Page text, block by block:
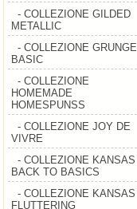
- COLLEZIONE GILDED
METALLIC
- COLLEZIONE GRUNGE
BASIC
- COLLEZIONE
HOMEMADE
HOMESPUNSS
- COLLEZIONE JOY DE
VIVRE
- COLLEZIONE KANSAS
BACK TO BASICS
- COLLEZIONE KANSAS
FLUTTERING